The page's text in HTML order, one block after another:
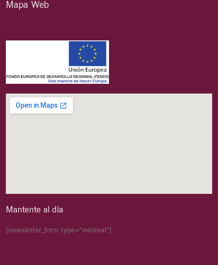
Mapa Web
Mantente al día
[newsletter_form type="minimal"]